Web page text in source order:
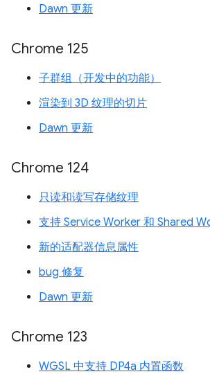
Dawn 更新
Chrome 125
子群组（开发中的功能）
渲染到 3D 纹理的切片
Dawn 更新
Chrome 124
只读和读写存储纹理
支持 Service Worker 和 Shared
新的适配器信息属性
bug 修复
Dawn 更新
Chrome 123
WGSL 中支持 DP4a 内置函数